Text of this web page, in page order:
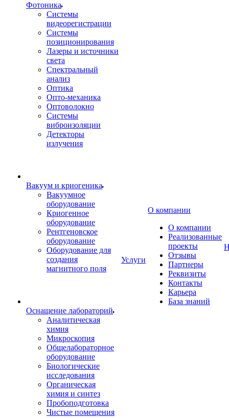
Фотоника
Cистемы
видеорегистрации
Системы
позиционирования
Лазеры и источники
света
Спектральный
анализ
Оптика
Опто-механика
Оптоволокно
Системы
виброизоляции
Детекторы
излучения
Вакуум и криогеника
Вакуумное
оборудование
Криогенное
оборудование
Рентгеновское
оборудование
Оборудование для
создания
магнитного поля
Оснащение лабораторий
Аналитическая
химия
Микроскопия
Общелабораторное
оборудование
Биологические
исследования
Органическая
химия и синтез
Пробоподготовка
Чистые помещения
Услуги
О компании
О компании
Реализованные
проекты
Отзывы
Партнеры
Реквизиты
Контакты
Карьера
База знаний